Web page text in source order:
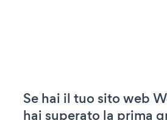
Se hai il tuo sito web
hai superato la prima